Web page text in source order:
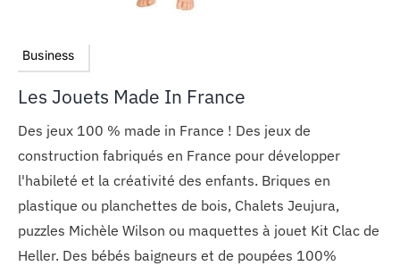
Business
Les Jouets Made In France
Des jeux 100 % made in France ! Des jeux de
construction fabriqués en France pour développer
l'habileté et la créativité des enfants. Briques en
plastique ou planchettes de bois, Chalets Jeujura,
puzzles Michèle Wilson ou maquettes à jouet Kit Clac de
Heller. Des bébés baigneurs et de poupées 100%